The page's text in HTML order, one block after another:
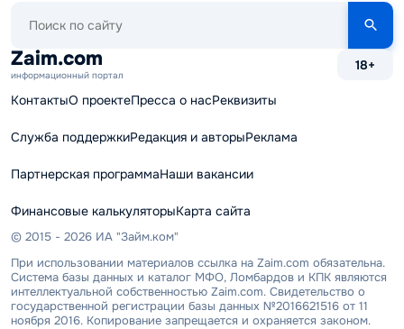
сайту
Zaim.com
информационный портал
18+
КонтактыО проектеПресса о насРеквизиты
Служба поддержкиРедакция и авторыРеклама
Партнерская программаНаши вакансии
Финансовые калькуляторыКарта сайта
© 2015 - 2026 ИА "Займ.ком"
При использовании материалов ссылка на Zaim.com обязательна.
Система базы данных и каталог МФО, Ломбардов и КПК являются
интеллектуальной собственностью Zaim.com. Свидетельство о
государственной регистрации базы данных №2016621516 от 11
ноября 2016. Копирование запрещается и охраняется законом.